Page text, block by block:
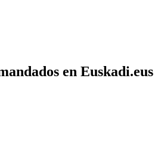
en Euskadi.eus